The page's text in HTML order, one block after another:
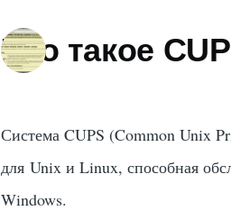
Что такое
Система CUPS (Common Unix
для Unix и Linux, способная
Windows.